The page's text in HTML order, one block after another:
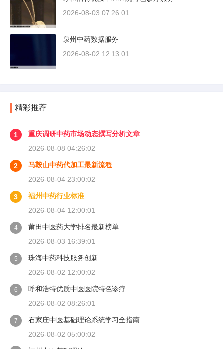
2026-08-03 07:26:01
泉州中药数据服务
2026-08-02 12:13:01
精彩推荐
1
重庆调研中药市场动态撰写分析文章
2026-08-08 04:26:02
2
马鞍山中药代加工最新流程
2026-08-04 23:00:02
3
福州中药行业标准
2026-08-04 12:00:01
4
莆田中医药大学排名最新榜单
2026-08-03 16:39:01
5
珠海中药科技服务创新
2026-08-02 12:00:02
6
呼和浩特优质中医医院特色诊疗
2026-08-02 08:26:01
7
石家庄中医基础理论系统学习全指南
2026-08-02 05:00:02